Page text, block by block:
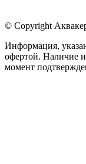
© Copyright
Информация,
офертой. Наличие
момент